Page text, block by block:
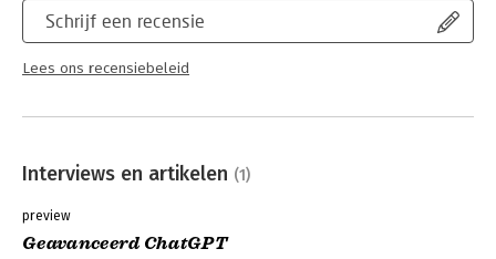
Schrijf een recensie
Lees ons recensiebeleid
Interviews en artikelen (1)
preview
Geavanceerd ChatGPT